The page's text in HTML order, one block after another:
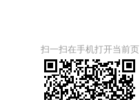
扫一扫在手机打开当前页